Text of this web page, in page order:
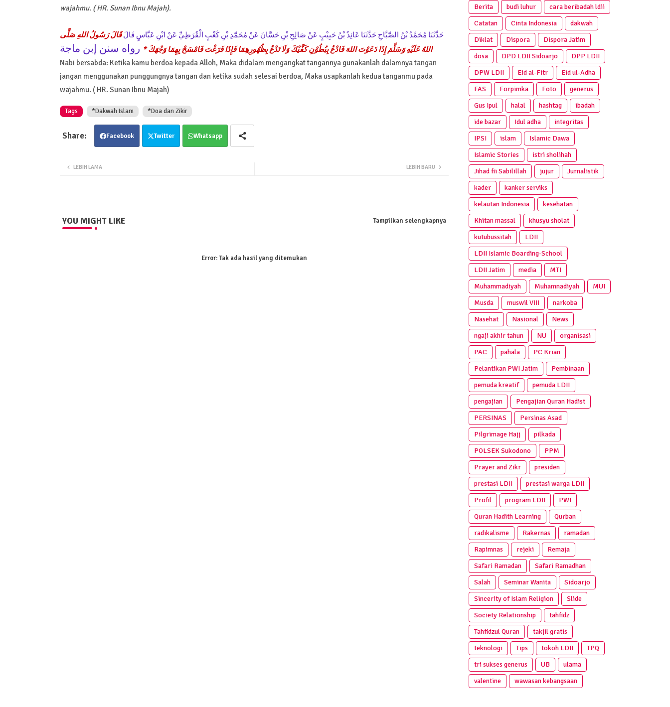
wajahmu. ( HR. Sunan Ibnu Majah).
حَدَّثَنَا مُحَمَّدُ بْنُ الصَّبَّاحِ حَدَّثَنَا عَائِذُ بْنُ حَبِيْبٍ عَنْ صَالِحِ بْنِ حَسَّانَ عَنْ مُحَمَّدِ بْنِ كَعْبٍ الْقُرَظِيِّ عَنْ ابْنِ عَبَّاسٍ قَالَقَالَ رَسُولُ اللهِ صَلَّى
اللهُ عَلَيْهِ وَسَلَّمَ إِذَا دَعَوْتَ اللهَ فَادْعُ بِبُطُوْنِ كَفَّيْكَ وَلَا تَدْعُ بِظُهُورِهِمَا فَإِذَا فَرَغْتَ فَامْسَحْ بِهِمَا وَجْهَكَ * رواه سنن إبن ماجة
Nabi bersabda: Ketika kamu berdoa kepada Alloh, Maka didalam mengangkat tangannya gunakanlah dalamnya tangan
jangan menggunakan punggungnya tangan dan ketika sudah selesai berdoa, Maka usapkanlah kedua tanganmu pada
wajahmu. ( HR. Sunan Ibnu Majah)
Tags *Dakwah Islam *Doa dan Zikir
Facebook Twitter Whatsapp
LEBIH BARU
LEBIH LAMA
YOU MIGHT LIKE Tampilkan selengkapnya
Error:Tak ada hasil yang ditemukan
Berita
budi luhur
cara beribadah ldii
Catatan
Cinta Indonesia
dakwah
Diklat
Dispora
Dispora Jatim
dosa
DPD LDII Sidoarjo
DPP LDII
DPW LDII
Eid al-Fitr
Eid ul-Adha
FAS
Forpimka Foto
generus
Gus Ipul
halal hashtag
ibadah
ide bazar
Idul adha
integritas
IPSI
islam
Islamic Dawa
Islamic Stories
istri sholihah
Jihad fii Sabilillah
jujur
Jurnalistik
kader
kanker serviks
kelautan Indonesia
kesehatan
Khitan massal
khusyu sholat
kutubussitah
LDII
LDII Islamic Boarding-School
LDII Jatim
media
MTI
Muhammadiyah
Muhamnadiyah
MUI
Musda
muswil VIII
narkoba
Nasehat
Nasional
News
ngaji akhir tahun
NU
organisasi
PAC
pahala
PC Krian
Pelantikan PWI Jatim
Pembinaan
pemuda kreatif
pemuda LDII
pengajian
Pengajian Quran Hadist
PERSINAS
Persinas Asad
Pilgrimage Hajj
pilkada
POLSEK Sukodono
PPM
Prayer and Zikr
presiden
prestasi LDII
prestasi warga LDII
Profil
program LDII
PWI
Quran Hadith Learning
Qurban
radikalisme
Rakernas
ramadan
Rapimnas
rejeki
Remaja
Safari Ramadan
Safari Ramadhan
Salah
Seminar Wanita
Sidoarjo
Sincerity of Islam Religion
Slide
Society Relationship
tahfidz
Tahfidzul Quran
takjil gratis
teknologi
Tips tokoh LDII
TPQ
tri sukses generus
UB
ulama
valentine
wawasan kebangsaan